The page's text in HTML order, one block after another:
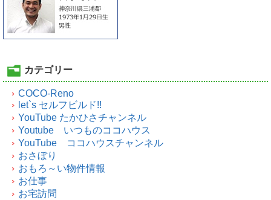
カテゴリー
COCO-Reno
let`s セルフビルド!!
YouTube たかひさチャンネル
Youtube いつものココハウス
YouTube ココハウスチャンネル
おさぼり
おもろ～い物件情報
お仕事
お宅訪問